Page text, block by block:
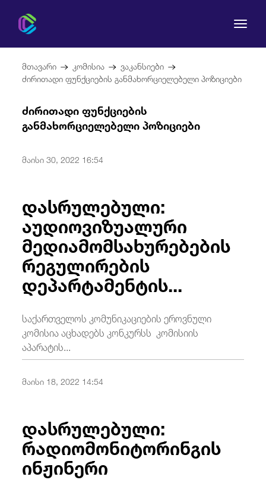
კომისია
მომხმარებლის უფლებები
სამართლებრივი აქტები
Eng / ქარ fb
მთავარი კომისია ვაკანსიები
ძირითადი ფუნქციების განმახორციელებელი პოზიციები
ძირითადი ფუნქციების
განმახორციელებელი პოზიციები
დასრულებული:
აუდიოვიზუალური
მედიამომსახურებების
რეგულირების
დეპარტამენტის...
მაისი 30, 2022 16:54
საქართველოს კომუნიკაციების ეროვნული
კომისია აცხადებს კონკურსს კომისიის
აპარატის...
დასრულებული:
რადიომონიტორინგის
ინჟინერი
მაისი 18, 2022 14:54